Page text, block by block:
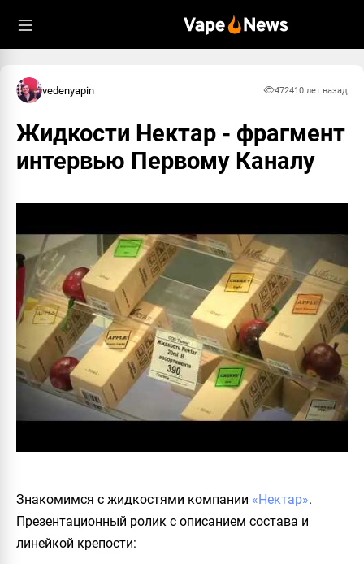
vedenyapin 472410 лет назад
Жидкости Нектар - фрагмент
интервью Первому Каналу
Знакомимся с жидкостями компании «Нектар».
Презентационный ролик с описанием состава и
линейкой крепости: